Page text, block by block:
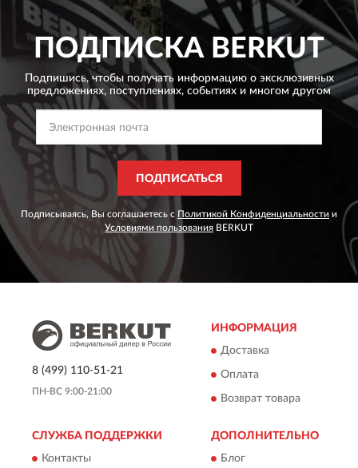
ПОДПИСКА BERKUT
Подпишись, чтобы получать информацию о эксклюзивных
предложениях, поступлениях, событиях и многом другом
ПОДПИСАТЬСЯ
Подписываясь, Вы соглашаетесь с Политикой Конфиденциальности и
Условиями пользования BERKUT
8 (499) 110-51-21
ПН-ВС 9:00-21:00
ИНФОРМАЦИЯ
Доставка
Оплата
Возврат товара
СЛУЖБА ПОДДЕРЖКИ
Контакты
ДОПОЛНИТЕЛЬНО
Блог